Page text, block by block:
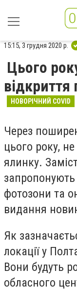
15:15, 3 грудня 2020 р.
Цього
відкриття
НОВОРІЧНИЙ COVID
Через
цього року,
ялинку.
запропонують
фотозони та
видання
Як
локації у
Вони будуть
обласного